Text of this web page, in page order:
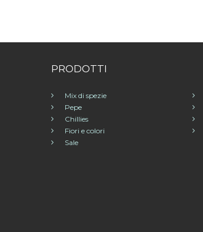
PRODOTTI
Mix di spezie
Pepe
Chillies
Fiori e colori
Sale